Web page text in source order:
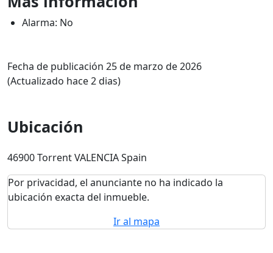
Alarma: No
Fecha de publicación 25 de marzo de 2026
(Actualizado hace 2 dias)
Ubicación
46900 Torrent VALENCIA Spain
Por privacidad, el anunciante no ha indicado la
ubicación exacta del inmueble.
Ir al mapa